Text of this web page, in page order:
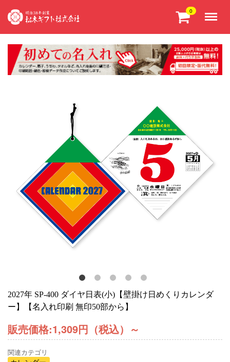
0
2027年 SP-400 ダイヤ日表(小)【壁掛け日めくりカレンダ
ー】【名入れ印刷 無印50部から】
販売価格:1,309円（税込） ～
関連カテゴリ